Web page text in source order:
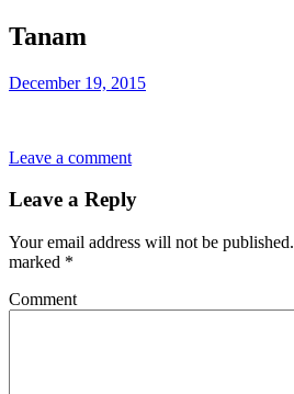
Tanam
December 19, 2015
Leave a comment
Leave a Reply
Your email address will not be published.
marked *
Comment